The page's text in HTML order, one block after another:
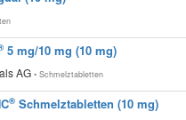
5 mg/10 mg (10 mg)
AG • Schmelztabletten
® Schmelztabletten (10 mg)